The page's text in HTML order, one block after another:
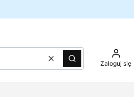
WyczyśćSzukaj Zaloguj się